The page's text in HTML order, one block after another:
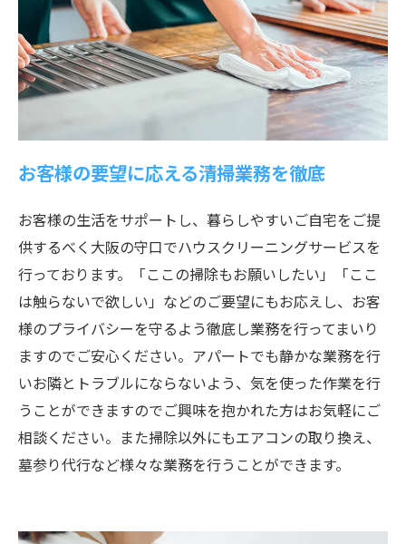
お客様の要望に応える清掃業務を徹底
お客様の生活をサポートし、暮らしやすいご自宅をご提
供するべく大阪の守口でハウスクリーニングサービスを
行っております。「ここの掃除もお願いしたい」「ここ
は触らないで欲しい」などのご要望にもお応えし、お客
様のプライバシーを守るよう徹底し業務を行ってまいり
ますのでご安心ください。アパートでも静かな業務を行
いお隣とトラブルにならないよう、気を使った作業を行
うことができますのでご興味を抱かれた方はお気軽にご
相談ください。また掃除以外にもエアコンの取り換え、
墓参り代行など様々な業務を行うことができます。